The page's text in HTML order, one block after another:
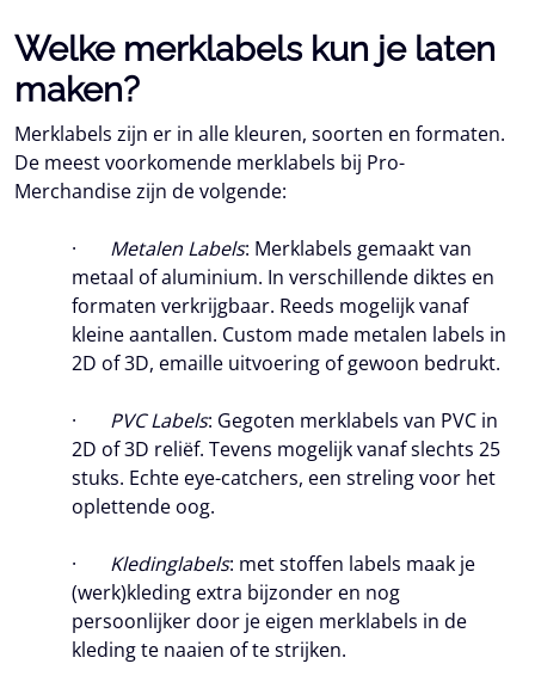
Welke merklabels kun je laten
maken?
Merklabels zijn er in alle kleuren, soorten en formaten.
De meest voorkomende merklabels bij Pro-
Merchandise zijn de volgende:
· Metalen Labels: Merklabels gemaakt van
metaal of aluminium. In verschillende diktes en
formaten verkrijgbaar. Reeds mogelijk vanaf
kleine aantallen. Custom made metalen labels in
2D of 3D, emaille uitvoering of gewoon bedrukt.
· PVC Labels: Gegoten merklabels van PVC in
2D of 3D reliëf. Tevens mogelijk vanaf slechts 25
stuks. Echte eye-catchers, een streling voor het
oplettende oog.
· Kledinglabels: met stoffen labels maak je
(werk)kleding extra bijzonder en nog
persoonlijker door je eigen merklabels in de
kleding te naaien of te strijken.